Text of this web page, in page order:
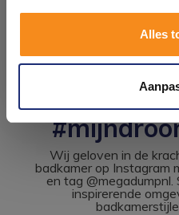
Alles
Wij geloven in de
badkamer op Instagram
en tag
inspirerende
Kom langs en